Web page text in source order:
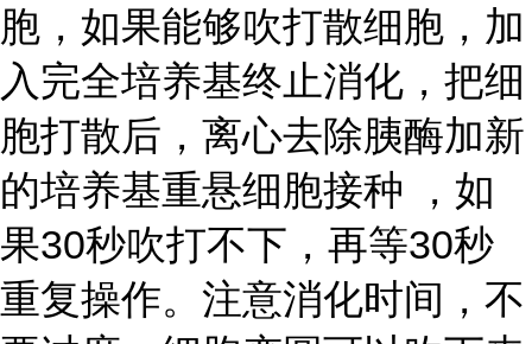
胞，如果能够吹打散细胞，加
入完全培养基终止消化，把细
胞打散后，离心去除胰酶加新
的培养基重悬细胞接种 ，如
果30秒吹打不下，再等30秒
重复操作。注意消化时间，不